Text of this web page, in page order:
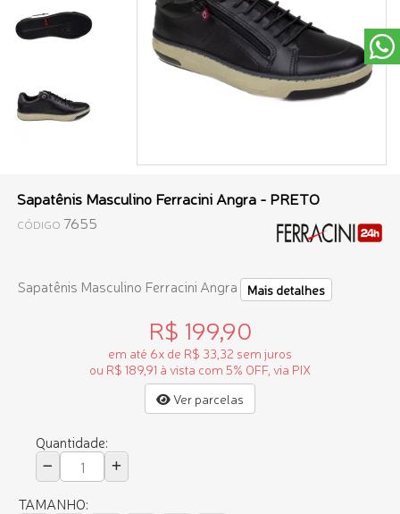
Sapatênis Masculino Ferracini Angra - PRETO
CÓDIGO 7655
Sapatênis Masculino Ferracini Angra Mais detalhes
R$ 199,90
em até 6x de R$ 33,32 sem juros
ou R$ 189,91 à vista com 5% OFF, via PIX
Ver parcelas
Quantidade:
TAMANHO: